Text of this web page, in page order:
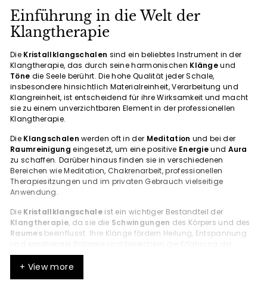
Einführung in die Welt der
Klangtherapie
Die Kristallklangschalen sind ein beliebtes Instrument in der
Klangtherapie, das durch seine harmonischen Klängeund
Töne die Seele berührt. Die hohe Qualität jeder Schale,
insbesondere hinsichtlich Materialreinheit, Verarbeitung und
Klangreinheit, ist entscheidend für ihre Wirksamkeit und macht
sie zu einem unverzichtbaren Element in der professionellen
Klangtherapie.
Die Klangschalen werden oft in der Meditation und bei der
Raumreinigung eingesetzt, um eine positive Energieund Aura
zu schaffen. Darüber hinaus finden sie in verschiedenen
Bereichen wie Meditation, Chakrenarbeit, professionellen
Therapiesitzungen und im privaten Gebrauch vielseitige
Anwendung.
Die Kristallklangschaleist ein wichtiger Bestandteil der
Klangtherapie, da sie die Schwingungen des Körpers und des
Raumesbeeinflusst. Ihre Klänge fördern Heilung, Entspannung
Nutzer auf vielfältige Weise. Das wachsende Interesse an
Kristallklangschalen zeigt, wie sehr diese Schalen Menschen
+ View more